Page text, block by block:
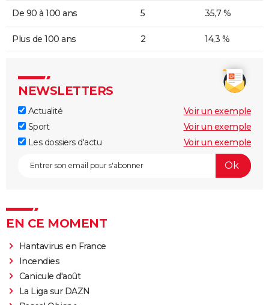
De 90 à 100 ans 5 35,7 %
Plus de 100 ans 2 14,3 %
NEWSLETTERS
Actualité
Voir un exemple
Sport
Voir un exemple
Les dossiers d'actu
Voir un exemple
EN CE MOMENT
Hantavirus en France
Incendies
Canicule d'août
La Liga sur DAZN